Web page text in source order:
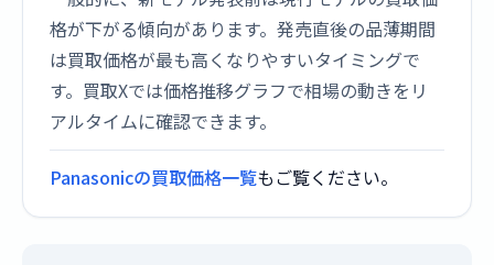
格が下がる傾向があります。発売直後の品薄期間
は買取価格が最も高くなりやすいタイミングで
す。買取Xでは価格推移グラフで相場の動きをリ
アルタイムに確認できます。
Panasonicの買取価格一覧もご覧ください。